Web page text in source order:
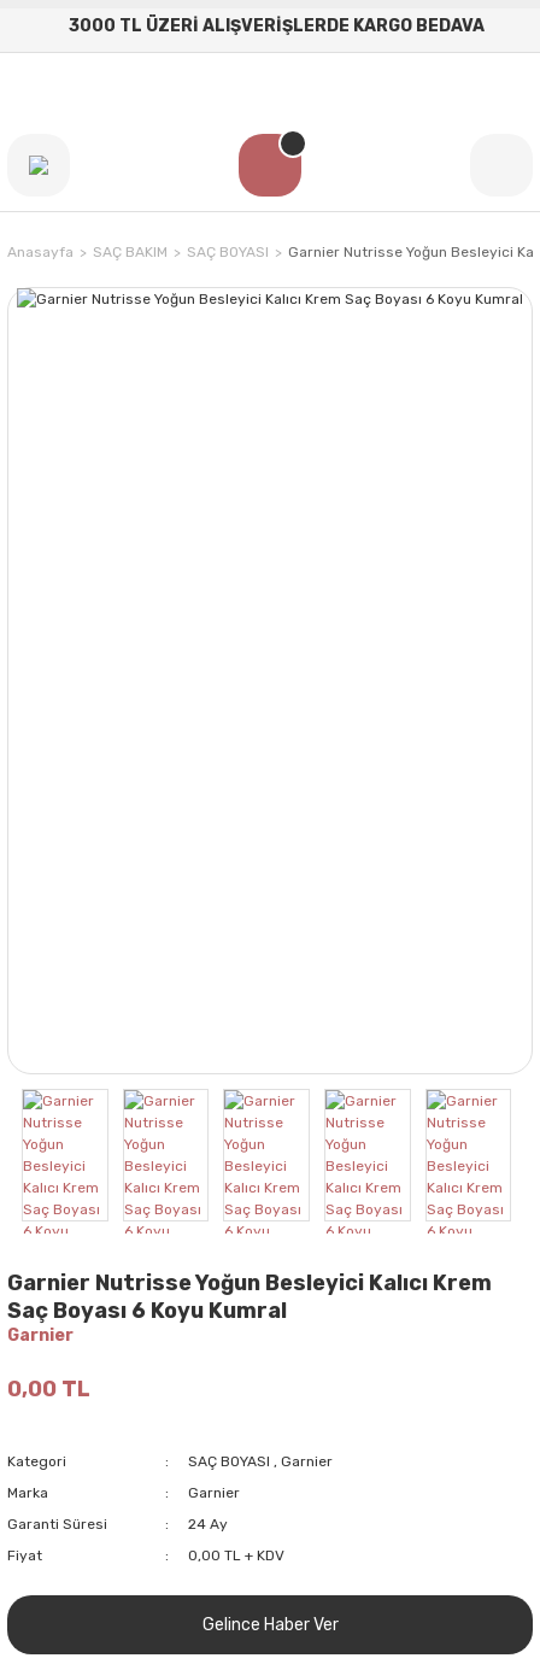
3000 TL ÜZERİ ALIŞVERİŞLERDE KARGO BEDAVA
Anasayfa SAÇ BAKIM SAÇ BOYASI Garnier Nutrisse Yoğun Besleyici
Garnier Nutrisse Yoğun Besleyici Kalıcı Krem
Saç Boyası 6 Koyu Kumral
Garnier
0,00 TL
Kategori SAÇ BOYASI , Garnier
Marka
Garnier
Garanti Süresi
24 Ay
Fiyat
0,00 TL + KDV
Gelince Haber Ver